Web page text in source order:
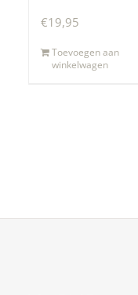
€19,95
Toevoegen aan
winkelwagen